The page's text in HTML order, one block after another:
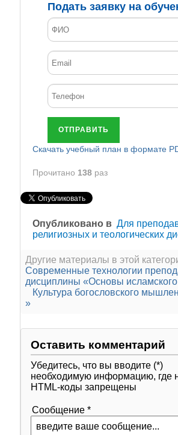
Подать заявку на
ОТПРАВИТЬ
Cкачать учебный план в формате
Прочитано 138раз
Опубликовано в Для
религиозных и теологических
Другие материалы в этой
Современные технологии
дисциплины «Основы
Культура богословского
»
Оставить комментарий
Убедитесь, что вы вводите (*)
необходимую информацию, где
HTML-коды запрещены
Сообщение *